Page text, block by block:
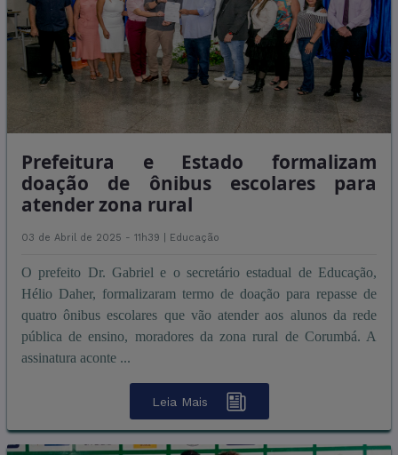
Prefeitura e Estado formalizam
doação de ônibus escolares para
atender zona rural
03 de Abril de 2025 - 11h39 | Educação
O prefeito Dr. Gabriel e o secretário estadual de Educação,
Hélio Daher, formalizaram termo de doação para repasse de
quatro ônibus escolares que vão atender aos alunos da rede
pública de ensino, moradores da zona rural de Corumbá. A
assinatura aconte ...
Leia Mais